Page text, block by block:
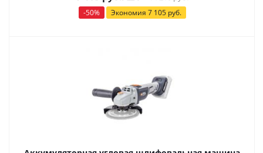
-50% Экономия 7 105руб.